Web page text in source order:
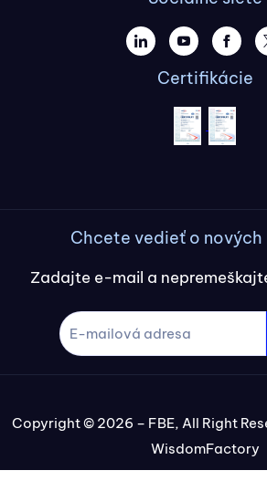
Certifikácie
Chcete vedieť o nových
Zadajte e-mail a
Copyright © 2026 – FBE, All Right
WisdomFactory